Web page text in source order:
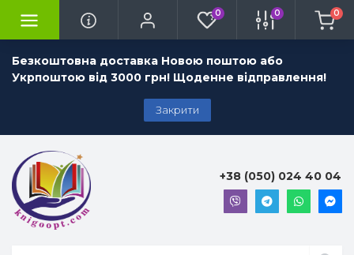
Безкоштовна доставка Новою поштою або
Укрпоштою від 3000 грн! Щоденне відправлення!
Закрити
0 0 0
+38 (050) 024 40 04